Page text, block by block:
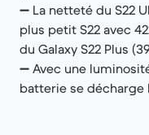
➖ La netteté du S22
plus petit S22 avec
du Galaxy S22 Plus
➖ Avec une
batterie se